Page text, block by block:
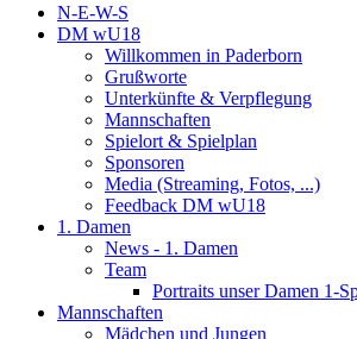
N-E-W-S
DM wU18
Willkommen in Paderborn
Grußworte
Unterkünfte & Verpflegung
Mannschaften
Spielort & Spielplan
Sponsoren
Media (Streaming, Fotos, ...)
Feedback DM wU18
1. Damen
News - 1. Damen
Team
Portraits unser Damen 1-
Mannschaften
Mädchen und Jungen